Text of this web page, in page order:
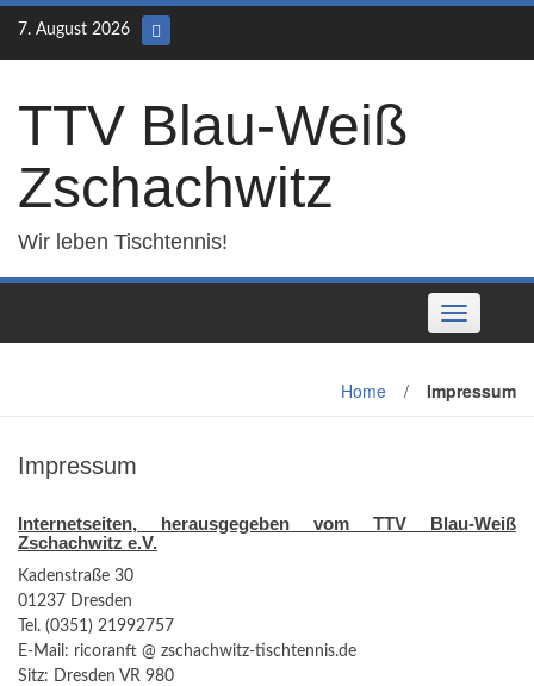
Skip
content
7. August 2026
TTV Blau-Weiß
Zschachwitz
Wir leben Tischtennis!
Toggle
navigation
Home / Impressum
Impressum
Internetseiten, herausgegeben vom TTV Blau-Weiß
Zschachwitz e.V.
Kadenstraße 30
01237 Dresden
Tel. (0351) 21992757
E-Mail: ricoranft @ zschachwitz-tischtennis.de
Sitz: Dresden VR 980